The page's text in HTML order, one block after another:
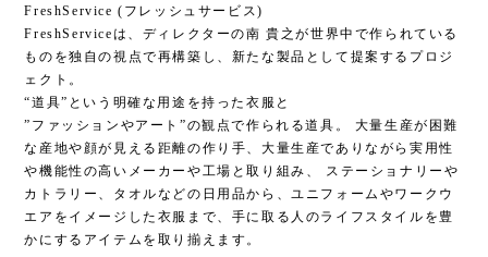
FreshService (フレッシュサービス)
FreshServiceは、ディレクターの南 貴之が世界中で作られている
ものを独自の視点で再構築し、新たな製品として提案するプロジ
ェクト。
“道具”という明確な用途を持った衣服と
”ファッションやアート”の観点で作られる道具。 大量生産が困難
な産地や顔が見える距離の作り手、大量生産でありながら実用性
や機能性の高いメーカーや工場と取り組み、 ステーショナリーや
カトラリー、タオルなどの日用品から、ユニフォームやワークウ
エアをイメージした衣服まで、手に取る人のライフスタイルを豊
かにするアイテムを取り揃えます。